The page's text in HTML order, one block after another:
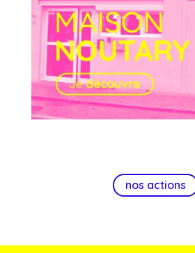
nos actions